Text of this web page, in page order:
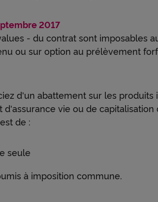
2017
- du contrat sont imposables
ou sur option au prélèvement
d'un abattement sur les produits
vie ou de capitalisation
de :
seule
à imposition commune.